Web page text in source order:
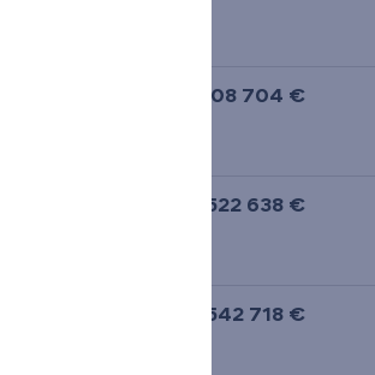
508 704 €
522 638 €
542 718 €